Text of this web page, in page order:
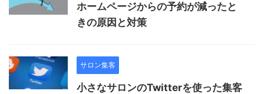
ホームページからの予約が減ったと
きの原因と対策
サロン集客
小さなサロンのTwitterを使った集客